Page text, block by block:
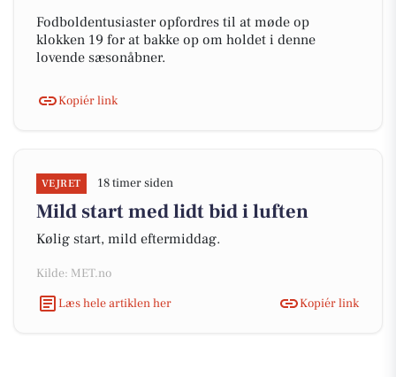
Fodboldentusiaster opfordres til at møde op
klokken 19 for at bakke op om holdet i denne
lovende sæsonåbner.
Kopiér link
VEJRET 18 timer siden
Mild start med lidt bid i luften
Kølig start, mild eftermiddag.
Kilde: MET.no
Læs hele artiklen her
Kopiér link